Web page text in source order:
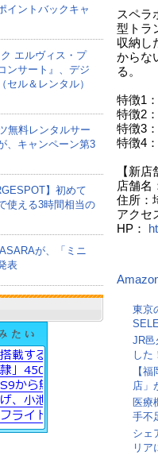
イントバックキャ
ク エルヴィス・プ
ンサート』、デジ
セル＆レンタル）
無料レンタルサー
、キャンペーン第3
】初めて
使える3時間相当の
が、「ミニ
表
スペラ
型トラ
収納し
からな
る。
特徴1
特徴2
特徴3
特徴4
【新店
店舗名
住所：
アクセ
HP：
東京
JR邑
した
【
店」
医療
手不
シェ
リア